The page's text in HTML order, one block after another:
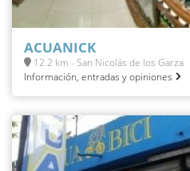
ACUANICK
12.2 km - San Nicolás de los Garza
Información, entradas y opiniones